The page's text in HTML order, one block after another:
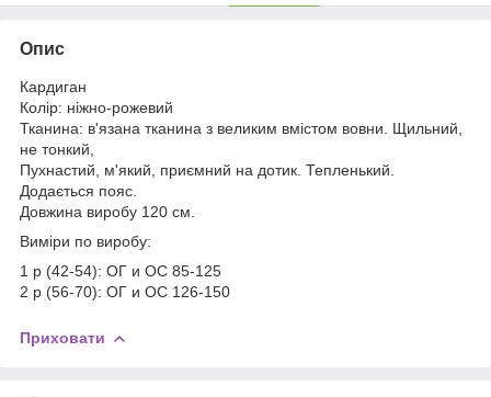
Опис
Кардиган
Колір: ніжно-рожевий
Тканина: в'язана тканина з великим вмістом вовни. Щильний,
не тонкий,
Пухнастий, м'який, приємний на дотик. Тепленький.
Додається пояс.
Довжина виробу 120 см.
Виміри по виробу:
1 р (42-54): ОГ и ОС 85-125
2 р (56-70): ОГ и ОС 126-150
Приховати